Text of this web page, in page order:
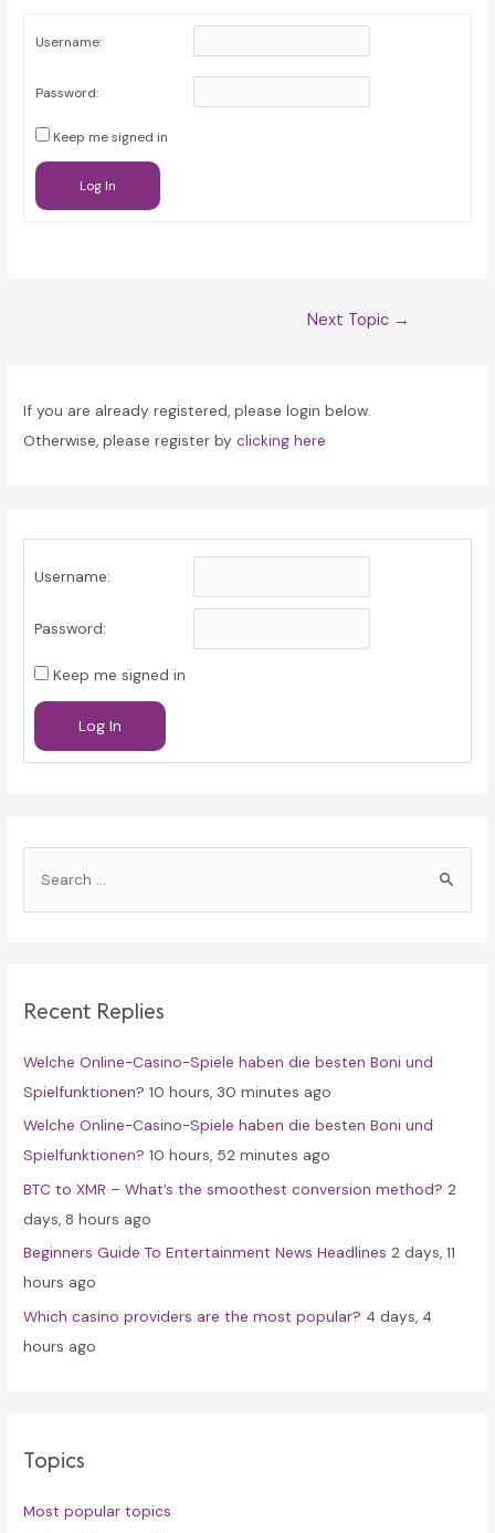
Username:
Password:
Keep me signed in
Log In
Next Topic →
If you are already registered, please login below.
Otherwise, please register byclicking here
Username:
Password:
Keep me signed in
Log In
h
o
r
:
Recent Replies
Welche Online-Casino-Spiele haben die besten Boni und
Spielfunktionen? 10 hours, 30 minutes ago
Welche Online-Casino-Spiele haben die besten Boni und
Spielfunktionen? 10 hours, 52 minutes ago
BTC to XMR – What’s the smoothest conversion method? 2
days, 8 hours ago
Beginners Guide To Entertainment News Headlines 2 days, 11
hours ago
Which casino providers are the most popular? 4 days, 4
hours ago
Topics
Most popular topics